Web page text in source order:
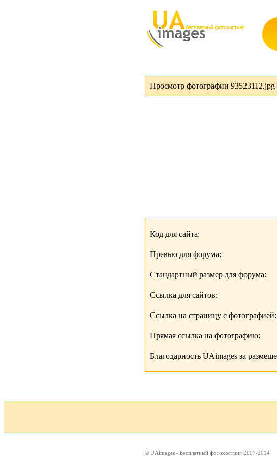
Просмотр фотографии
Код для сайта:
Превью для форума:
Стандартный размер для форума:
Ссылка для сайтов:
Ссылка на страницу с фотографией:
Прямая ссылка на фотографию:
Благодарность UAimages за
© UAimages - Бесплатный фотохостинг 2007-2014